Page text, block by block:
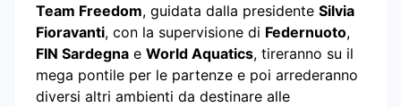
Team Freedom, guidata dalla presidente Silvia
Fioravanti, con la supervisione di Federnuoto,
FIN Sardegna e World Aquatics, tireranno su il
mega pontile per le partenze e poi arrederanno
diversi altri ambienti da destinare alle